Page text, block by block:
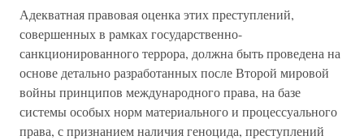
Адекватная правовая оценка этих преступлений,
совершенных в рамках государственно-
санкционированного террора, должна быть проведена на
основе детально разработанных после Второй мировой
войны принципов международного права, на базе
системы особых норм материального и процессуального
права, с признанием наличия геноцида, преступлений